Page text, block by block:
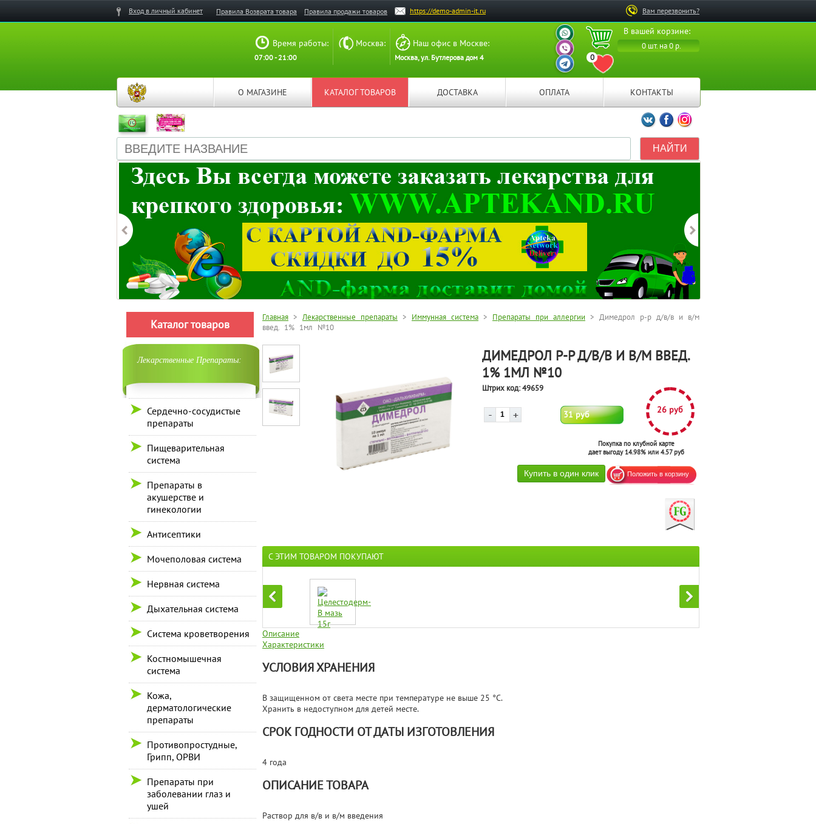
Вам перезвонить?
Вход в личный кабинет Правила Возврата товара Правила продажи товаров https://demo-admin-it.ru
В вашей корзине:
0 шт. на 0 р.
0
ПЕРЕЙТИ В ИЗБРАННОЕ
ВАШ ПЕРСОНАЛЬНЫЙ
МЕНЕДЖЕР
ВАШ ПЕРСОНАЛЬНЫЙ
МЕНЕДЖЕР
ВАШ ПЕРСОНАЛЬНЫЙ
МЕНЕДЖЕР
Время работы:
07:00 - 21:00
Москва: Наш офис в Москве:
Москва, ул. Бутлерова дом 4
О МАГАЗИНЕ КАТАЛОГ ТОВАРОВ ДОСТАВКА ОПЛАТА КОНТАКТЫ
Мы ВКонтакте
Мы на Facebook
Мы в Instagramm
Каталог товаров
Лекарственные Препараты:
Сердечно-сосудистые
препараты
Пищеварительная
система
Препараты в
акушерстве и
гинекологии
Антисептики
Мочеполовая система
Нервная система
Дыхательная система
Система кроветворения
Костномышечная
система
Кожа,
дерматологические
препараты
Противопростудные,
Грипп, ОРВИ
Препараты при
заболевании глаз и
ушей
Главная > Лекарственные препараты > Иммунная система > Препараты при аллергии > Димедрол р-р д/в/в и в/м
введ. 1% 1мл №10
ДИМЕДРОЛ Р-Р Д/В/В И В/М ВВЕД.
1% 1МЛ №10
Штрих код:49659
31 руб 26 руб
Покупка по клубной карте
дает выгоду 14.98% или 4.57 руб
С ЭТИМ ТОВАРОМ ПОКУПАЮТ
Описание
Характеристики
УСЛОВИЯ ХРАНЕНИЯ
В защищенном от света месте при температуре не выше 25 °С.
Хранить в недоступном для детей месте.
СРОК ГОДНОСТИ ОТ ДАТЫ ИЗГОТОВЛЕНИЯ
4 года
ОПИСАНИЕ ТОВАРА
Раствор для в/в и в/м введения